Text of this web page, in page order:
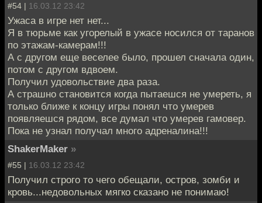
#54 | 16.03.12 23:42
Ужаса в игре нет нет...
Я в тюрьме как угорелый в ужасе носился от таранов
по этажам-камерам!!!
А с другом еще веселее было, прошел сначала один,
потом с другом вдвоем.
Получил удовольствие два раза.
А страшно становится когда пытаешся не умереть, я
только ближе к концу игры понял что умерев
появляешся рядом, все думал что умерев гамовер.
Пока не узнал получал много адреналина!!!
ShakerMaker »
#55 | 16.03.12 23:42
Получил строго то чего обещали, остров, зомби и
кровь...недовольных мягко сказано не понимаю!